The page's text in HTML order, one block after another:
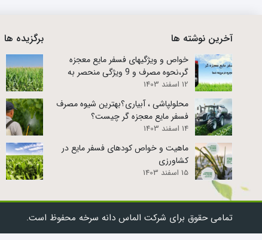
آخرین نوشته ها
خواص و ویژگیهای فسفر مایع معجزه
گر،نحوه مصرف و 9 ویژگی منحصر به
فرد!
12 اسفند 1403
محلولپاشی ، آبیاری؟بهترین شیوه مصرف
فسفر مایع معجزه گر چیست؟
14 اسفند 1403
ماهیت و خواص کودهای فسفر مایع در
کشاورزی
15 اسفند 1403
برگزیده ها
تمامی حقوق برای شرکت الماس دانه سرخه محفوظ است.